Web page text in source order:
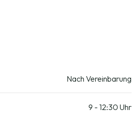
Nach Vereinbarung
9 - 12:30 Uhr